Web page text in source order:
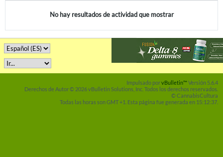
No hay resultados de actividad que mostrar
Impulsado porvBulletin™Versión 5.6.4
Derechos de Autor © 2026 vBulletin Solutions, Inc. Todos los derechos reservados.
© CannabisCultura
Todas las horas son GMT +1. Esta página fue generada en 15:12:37.